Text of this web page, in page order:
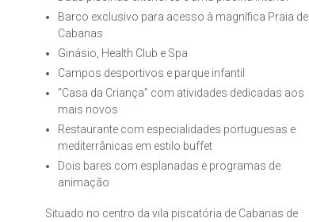
Barco exclusivo para acesso à magnífica Praia de
Cabanas
Ginásio, Health Club e Spa
Campos desportivos e parque infantil
“Casa da Criança” com atividades dedicadas aos
mais novos
Restaurante com especialidades portuguesas e
mediterrânicas em estilo buffet
Dois bares com esplanadas e programas de
animação
Situado no centro da vila piscatória de Cabanas de